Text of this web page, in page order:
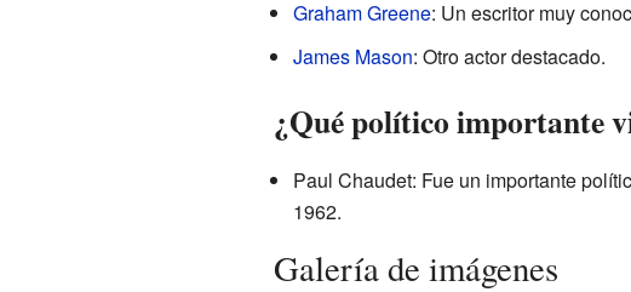
Graham Greene: Un escritor muy
James Mason: Otro actor destacado.
¿Qué político importante
Paul Chaudet: Fue un importante
1962.
Galería de imágenes